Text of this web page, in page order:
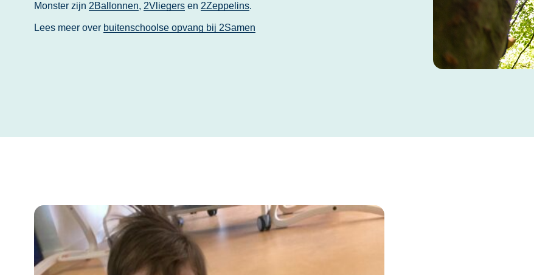
Monster zijn 2Ballonnen, 2Vliegers en 2Zeppelins.
Lees meer over buitenschoolse opvang bij 2Samen